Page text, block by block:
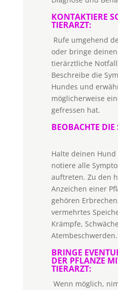
KONTAKTIERE
TIERARZT:
Rufe umgehend
oder bringe
tierärztliche
Beschreibe die
Hundes und
möglicherweise
gefressen hat.
BEOBACHTE
Halte deinen
notiere alle
auftreten. Zu den
Anzeichen einer
gehören
vermehrtes
Krämpfe,
Atembeschwerden.
BRINGE
DER PFLANZE
TIERARZT:
Wenn möglich,